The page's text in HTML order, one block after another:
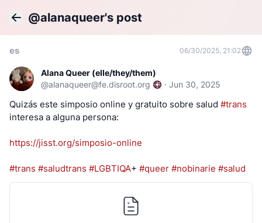
@alanaqueer's post
es 06/30/2025, 21:02
Alana Queer (elle/they/them)
@alanaqueer@fe.disroot.org · Jun 30, 2025
Quizás este simposio online y gratuito sobre salud #trans
interesa a alguna persona:
https://jisst.org/simposio-online
#trans #saludtrans #LGBTIQA+ #queer #nobinarie #salud